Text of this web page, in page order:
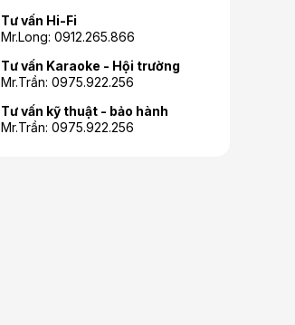
Tư vấn Hi-Fi
Mr.Long: 0912.265.866
Tư vấn Karaoke - Hội trường
Mr.Trần: 0975.922.256
Tư vấn kỹ thuật - bảo hành
Mr.Trần: 0975.922.256